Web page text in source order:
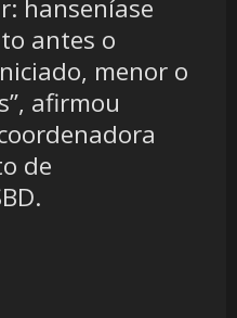
hanseníase
antes o
menor o
afirmou
de